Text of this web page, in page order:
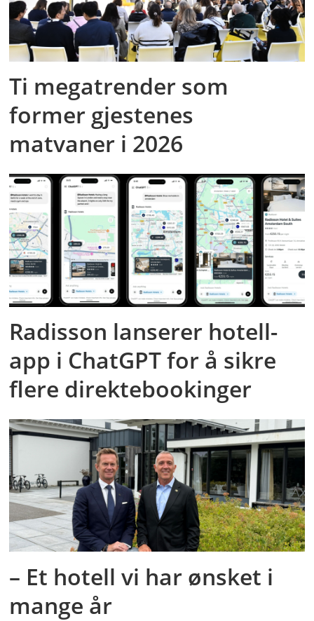
Ti megatrender som
former gjestenes
matvaner i 2026
Radisson lanserer hotell-
app i ChatGPT for å sikre
flere direktebookinger
– Et hotell vi har ønsket i
mange år